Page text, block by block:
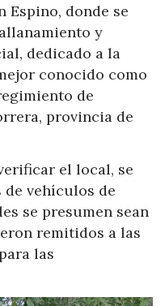
donde se
y
dedicado a la
conocido como
de
provincia de
el local, se
vehículos de
se presumen sean
remitidos a las
las